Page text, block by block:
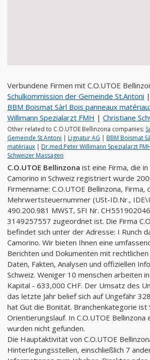
Verbundene Firmen mit C.O.UTOE
Schulkommission der Gemeinde St.Antoni |
BBM Boismat Sàrl Bois panneaux
Willimann Spezialarzt FMH | Christiane
Other related to C.O.UTOE Bellinzona companies:
Gemeinde St.Antoni | Lignatur AG | BBM Boismat
matériaux | Dr.med.Peter Willimann Spezialarzt
Schweizer Massagen
C.O.UTOE Bellinzona ist eine Firma, die
Camorino in Schweiz registriert wurde
Firmenname: C.O.UTOE Bellinzona, Firma,
Mehrwertsteuernummer (USt-ID.Nr.,
490.200.981 MWST, SFI Nr.
3149257557 zugeordnet ist. Die Firma
befindet sich unter der Adresse: I Runch
Camorino. Wir bieten Ihnen eine
Berichten und Dokumenten mit
Daten, Fakten, Analysen und offiziellen
Schweiz. Weniger 10 menschen arbeiten
Kapital - 633,000 CHF. Der Umsatz des
das letzte Jahr belief sich auf Ungefähr
hat Gut die Bonität. Branchenkategorie ist
Orientierungslauf. In C.O.UTOE
wurden nicht gefunden.
Die Hauptaktivität von C.O.UTOE
Hinterlegungsstellen, einschließlich 7